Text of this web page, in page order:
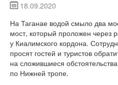
18.09.2020
На Таганае водой смыло два
мост, который проложен через
у Киалимского кордона.
просят гостей и туристов
на сложившиеся
по Нижней тропе.